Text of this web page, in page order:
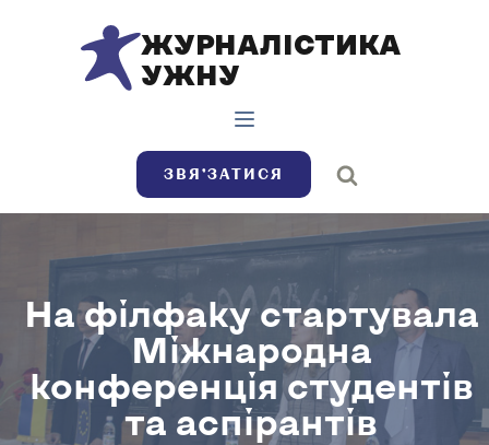
ЖУРНАЛІСТИКА
УЖНУ
ЗВЯ’ЗАТИСЯ
На філфаку стартувала
Міжнародна
конференція студентів
та аспірантів